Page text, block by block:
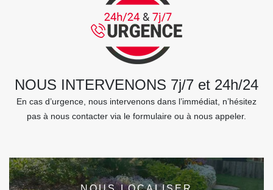
NOUS INTERVENONS 7j/7 et 24h/24
En cas d’urgence, nous intervenons dans l’immédiat, n’hésitez
pas à nous contacter via le formulaire ou à nous appeler.